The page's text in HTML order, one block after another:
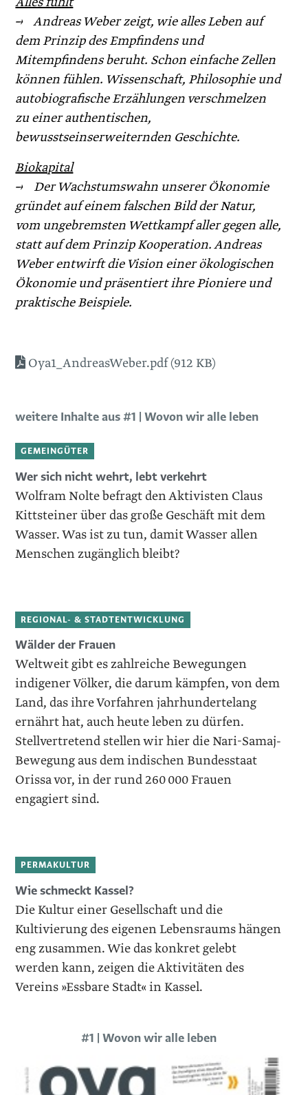
→ Andreas Weber zeigt, wie alles Leben auf
dem Prinzip des Empfindens und
Mitempfindens beruht. Schon einfache Zellen
können fühlen. Wissenschaft, Philosophie und
autobiografische Erzählungen verschmelzen
zu einer authentischen,
bewusstseinserweiternden Geschichte.
Biokapital
→ Der Wachstumswahn unserer Ökonomie
gründet auf einem falschen Bild der Natur,
vom ungebremsten Wettkampf aller gegen alle,
statt auf dem Prinzip Kooperation. Andreas
Weber entwirft die Vision einer ökologischen
Ökonomie und präsentiert ihre Pioniere und
praktische Beispiele.
Oya1_AndreasWeber.pdf (912 KB)
weitere Inhalte aus #1 | Wovon wir alle leben
GEMEINGÜTER
Wer sich nicht wehrt, lebt verkehrt
Wolfram Nolte befragt den Aktivisten Claus
Kittsteiner über das große Geschäft mit dem
Wasser. Was ist zu tun, damit Wasser allen
Menschen zugänglich bleibt?
REGIONAL- & STADTENTWICKLUNG
Wälder der Frauen
Weltweit gibt es zahlreiche Bewegungen
indigener Völker, die darum kämpfen, von dem
Land, das ihre Vorfahren jahrhundertelang
ernährt hat, auch heute leben zu dürfen.
Stellvertretend stellen wir hier die Nari-Samaj-
Bewegung aus dem indischen Bundesstaat
Orissa vor, in der rund 260 000 Frauen
engagiert sind.
PERMAKULTUR
Wie schmeckt Kassel?
Die Kultur einer Gesellschaft und die
Kultivierung des eigenen Lebensraums hängen
eng zusammen. Wie das konkret gelebt
werden kann, zeigen die Aktivitäten des
Vereins »Essbare Stadt« in Kassel.
#1 | Wovon wir alle leben